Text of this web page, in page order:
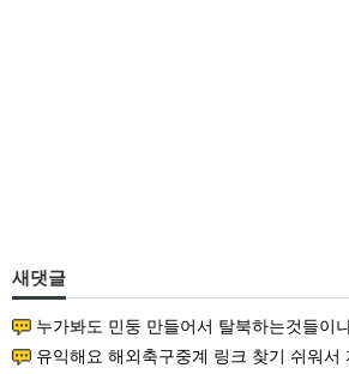
새댓글
누가봐도 민둥 만들어서 탈북하는것들이나 뭔가 쳐들어오는 낌새를 미리 알아차리기 위
유익해요 해외축구중계 링크 찾기 쉬워서 자주 와요. 참고로 무료스포츠중계 정